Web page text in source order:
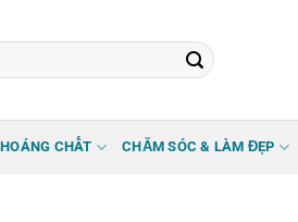
CHẤT CHĂM SÓC & LÀM ĐẸP